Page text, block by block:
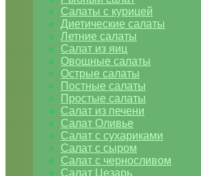
Салаты с курицей
Диетические салаты
Летние салаты
Салат из яиц
Овощные салаты
Острые салаты
Постные салаты
Простые салаты
Салат из печени
Салат Оливье
Салат с сухариками
Салат с сыром
Салат с черносливом
Салат Цезарь